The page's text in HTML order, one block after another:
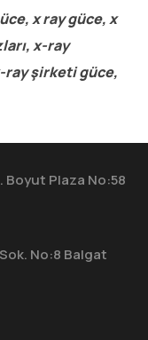
x ray güce, x
x-ray
ray şirketi güce,
Boyut Plaza No:58
No:8 Balgat